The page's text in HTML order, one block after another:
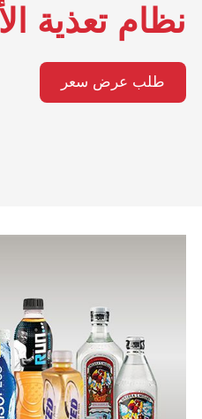
نظام تعذية
طلب عرض سعر